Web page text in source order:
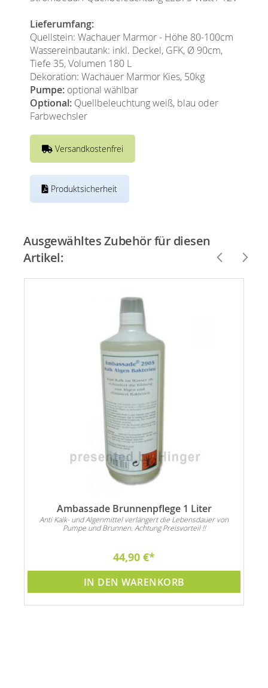
Lieferumfang:
Quellstein: Wachauer Marmor - Höhe 80-100cm
Wassereinbautank: inkl. Deckel, GFK, Ø 90cm,
Tiefe 35, Volumen 180 L
Dekoration: Wachauer Marmor Kies, 50kg
Pumpe: optional wählbar
Optional: Quellbeleuchtung weiß, blau oder
Farbwechsler
Versandkostenfrei
Produktsicherheit
Ausgewähltes Zubehör für diesen
Artikel:
Ambassade Brunnenpflege 1 Liter
Anti Kalk- und Algenmittel verlängert die Lebensdauer von
Pumpe und Brunnen. Achtung Preisvorteil !!
44,90 €
IN DEN WARENKORB